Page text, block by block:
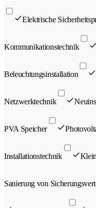
Elektrische
Kommunikationstechnik
Beleuchtungsinstallation
Netzwerktechnik
PVA Speicher
Installationstechnik
Sanierung von